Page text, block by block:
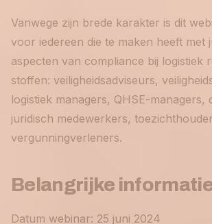
Vanwege zijn brede karakter is dit
voor iedereen die te maken heeft met
aspecten van compliance bij logistiek
stoffen: veiligheidsadviseurs,
logistiek managers, QHSE-managers,
juridisch medewerkers,
vergunningverleners.
Belangrijke
Datum webinar: 25 juni 2024